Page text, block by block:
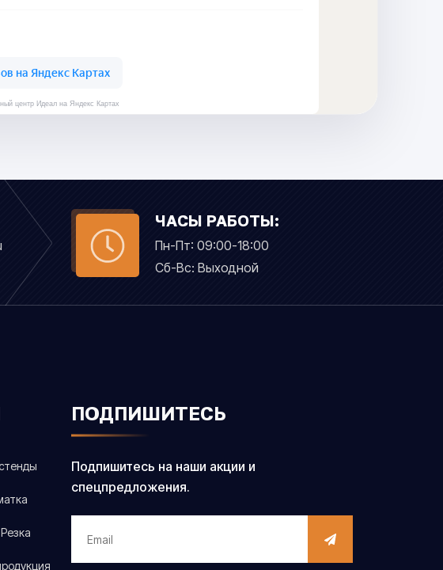
центр Идеал на Яндекс Картах
ЧАСЫ РАБОТЫ:
Пн-Пт: 09:00-18:00
Сб-Вс: Выходной
ПОДПИШИТЕСЬ
Подпишитесь на наши акции и
спецпредложения.